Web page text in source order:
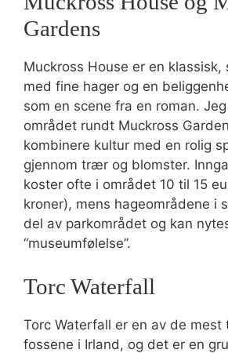
Gardens
Muckross House er en klassisk,
med fine hager og en
som en scene fra en roman.
området rundt Muckross
kombinere kultur med en rolig
gjennom trær og blomster.
koster ofte i området 10 til 15
kroner), mens hageområdene i
del av parkområdet og kan
“museumfølelse”.
Torc Waterfall
Torc Waterfall er en av de mest
fossene i Irland, og det er en